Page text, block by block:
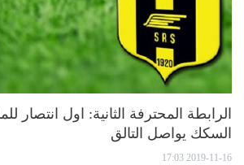
الرابطة المحترفة الثانية: اول
السكك يواصل التالق
2019-11-16 17:03